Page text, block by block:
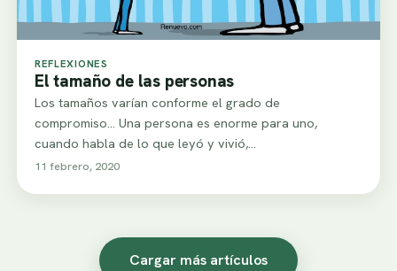
REFLEXIONES
El tamaño de las personas
Los tamaños varían conforme el grado de
compromiso... Una persona es enorme para uno,
cuando habla de lo que leyó y vivió,…
11 febrero, 2020
Cargar más artículos